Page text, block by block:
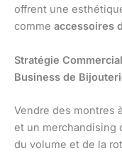
offrent une
comme accessoires
Stratégie
Business de
Vendre des montres
et un merchandising
du volume et de la